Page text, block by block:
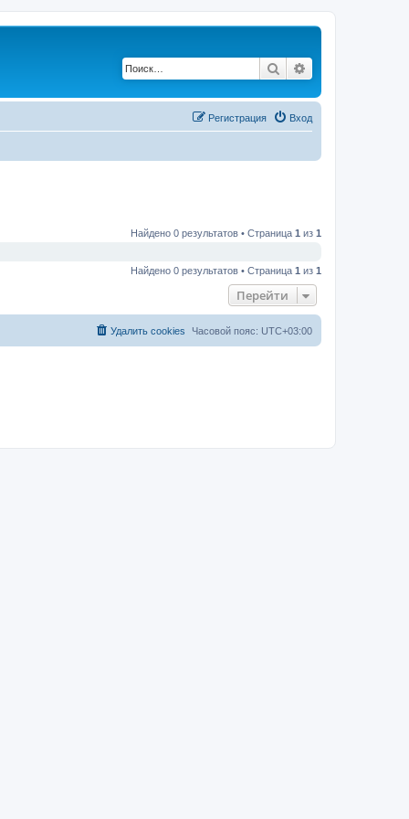
Поиск
Вход
Регистрация
Найдено 0 результатов • Страница 1 из 1
Найдено 0 результатов • Страница 1 из 1
Перейти
Часовой пояс: UTC+03:00
Удалить cookies